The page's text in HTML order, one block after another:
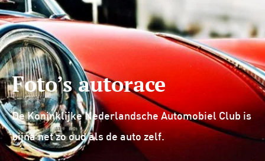
Foto’s autorace
De Koninklijke Nederlandsche Automobiel Club is
bijna net zo oud als de auto zelf.